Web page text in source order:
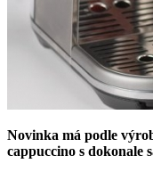
Novinka má podle
cappuccino s dokonale